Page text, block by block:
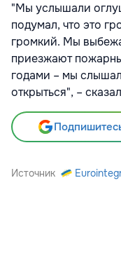
"Мы услышали
подумал, что это
громкий. Мы
приезжают
годами – мы
открыться", –
Источник